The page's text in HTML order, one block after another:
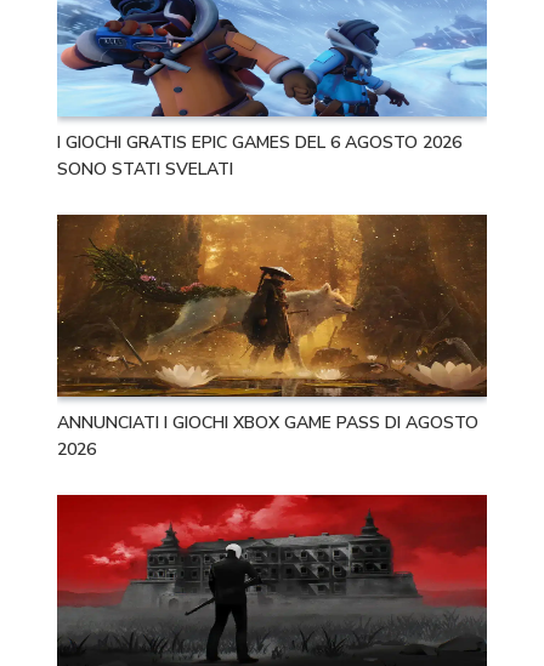
I GIOCHI GRATIS EPIC GAMES DEL 6 AGOSTO 2026
SONO STATI SVELATI
ANNUNCIATI I GIOCHI XBOX GAME PASS DI AGOSTO
2026